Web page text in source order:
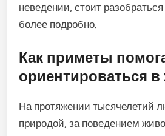
неведении, стоит
более подробно.
Как приметы
ориентироваться в
На протяжении тысячелетий
природой, за поведением